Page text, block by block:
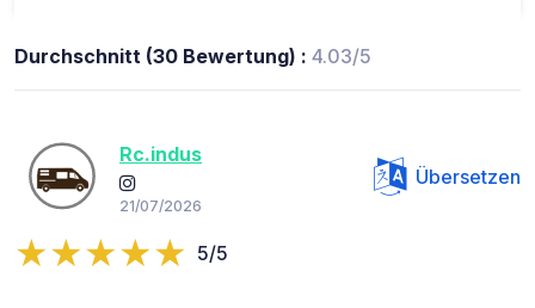
Durchschnitt (30 Bewertung) : 4.03/5
Rc.indus
21/07/2026
Übersetzen
5/5